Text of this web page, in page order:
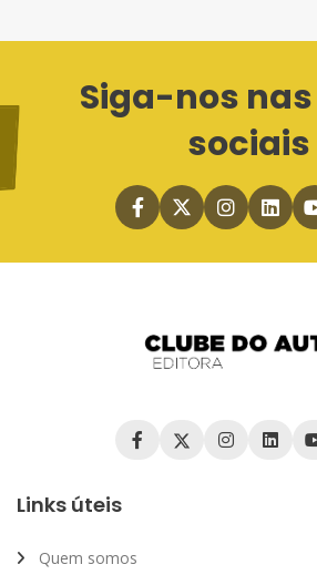
Siga-nos
sociais
Links úteis
Quem somos